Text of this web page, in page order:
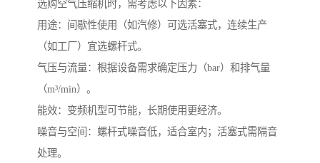
选购空气压缩机时，需考虑以下因素：
用途：间歇性使用（如汽修）可选活塞式，连续生产
（如工厂）宜选螺杆式。
气压与流量：根据设备需求确定压力（bar）和排气量
（m³/min）。
能效：变频机型可节能，长期使用更经济。
噪音与空间：螺杆式噪音低，适合室内；活塞式需隔音
处理。